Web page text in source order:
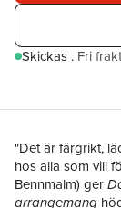
Skickas . Fri
"Det är färgrikt,
hos alla som vill
Bennmalm) ger
arrangemang